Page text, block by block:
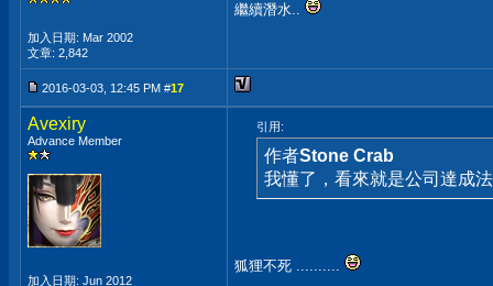
加入日期: Mar 2002
文章: 2,842
繼續潛水..
2016-03-03, 12:45 PM #17
Avexiry
Advance Member
加入日期: Jun 2012
引用:
作者Stone Crab
我懂了，看來就是公司達成
狐狸不死 ..........